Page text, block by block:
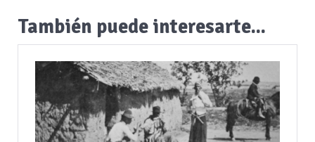
También puede interesarte...